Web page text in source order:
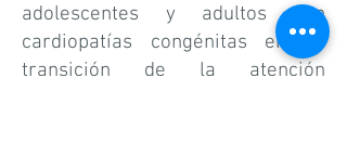
adolescentes y adultos con
cardiopatías congénitas en su
transición de la atención